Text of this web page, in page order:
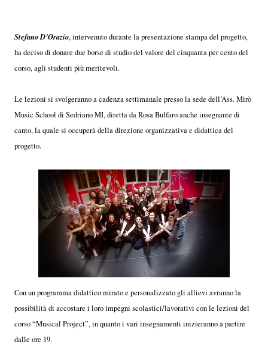
Stefano D’Orazio, intervenuto durante la presentazione stampa del progetto,
ha deciso di donare due borse di studio del valore del cinquanta per cento del
corso, agli studenti più meritevoli.
Le lezioni si svolgeranno a cadenza settimanale presso la sede dell’Ass. Mirò
Music School di Sedriano MI, diretta da Rosa Bulfaro anche insegnante di
canto, la quale si occuperà della direzione organizzativa e didattica del
progetto.
Con un programma didattico mirato e personalizzato gli allievi avranno la
possibilità di accostare i loro impegni scolastici/lavorativi con le lezioni del
corso “Musical Project”, in quanto i vari insegnamenti inizieranno a partire
dalle ore 19.